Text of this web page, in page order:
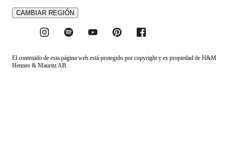
CAMBIAR REGIÓN
El contenido de esta página web está protegido por copyright y es propiedad de H&M
Hennes & Mauritz AB.